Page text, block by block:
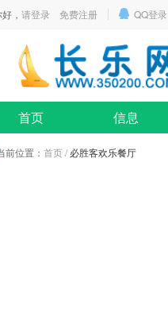
， 请登录 免费注册 QQ登录
首页 信息
前位置： 首页/ 必胜客欢乐餐厅